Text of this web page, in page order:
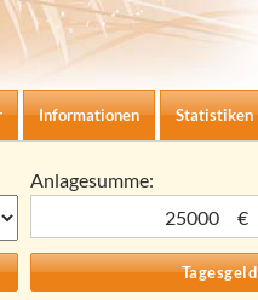
Informationen Statistiken
Anlagesumme:
€